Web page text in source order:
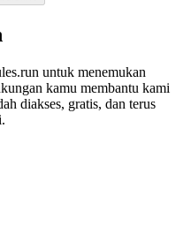
untuk menemukan
kamu membantu kami
diakses, gratis, dan terus